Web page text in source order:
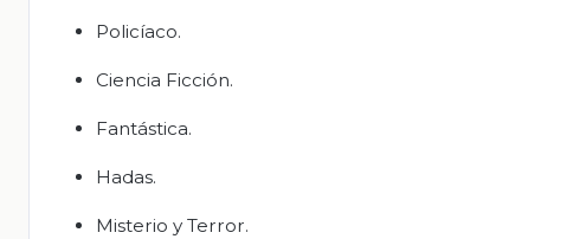
Policíaco.
Ciencia Ficción.
Fantástica.
Hadas.
Misterio y Terror.